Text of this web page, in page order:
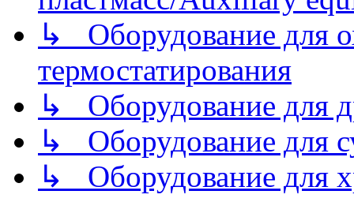
↳ Оборудование для
термостатирования
↳ Оборудование для
↳ Оборудование для
↳ Оборудование для